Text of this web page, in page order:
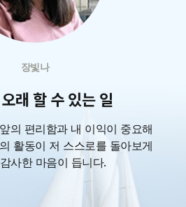
장빛나
래 할 수 있는 일
의 편리함과 내 이익이 중요해
활동이 저 스스로를 돌아보게
사한 마음이 듭니다.